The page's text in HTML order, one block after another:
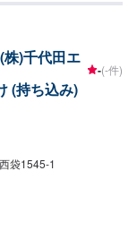
施工事例】●アクアモデ
ラー）純正バンパー
インウェストウィング
します。※パーツの不
承ください。【代車
ます。燃料代はお客
・定休日】営業時
)千代田エ
(持ち込み)
-(-件)
袋1545-1